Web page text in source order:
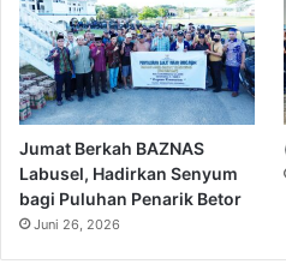
Jumat Berkah BAZNAS
Labusel, Hadirkan Senyum
bagi Puluhan Penarik Betor
Juni 26, 2026